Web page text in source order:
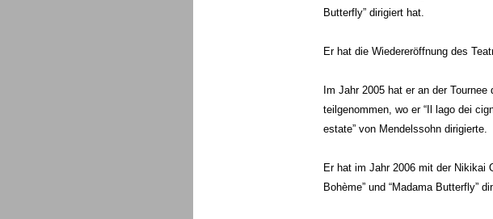
Butterfly” dirigiert hat.
Er hat die Wiedereröffnung des
Im Jahr 2005 hat er an der
teilgenommen, wo er “Il lago dei
estate” von Mendelssohn dirigierte.
Er hat im Jahr 2006 mit der Nikikai
Bohème” und “Madama Butterfly”